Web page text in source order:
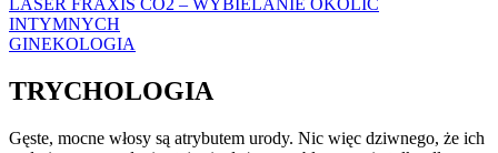
LASER FRAXIS CO2 – WYBIELANIE OKOLIC
INTYMNYCH
GINEKOLOGIA
TRYCHOLOGIA
Gęste, mocne włosy są atrybutem urody. Nic więc dziwnego, że ich